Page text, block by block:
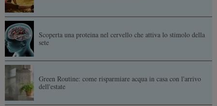
Scoperta una proteina nel cervello che attiva lo stimolo della
sete
Green Routine: come risparmiare acqua in casa con l'arrivo
dell'estate